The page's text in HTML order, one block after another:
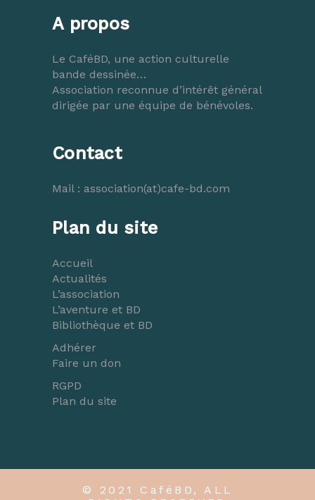
A propos
Le CaféBD, une action culturelle
bande dessinée…
Association reconnue d’intérêt général
dirigée par une équipe de bénévoles.
Contact
Mail : association(at)cafe-bd.com
Plan du site
Accueil
Actualités
L’association
L’aventure et BD
Bibliothèque et BD
Adhérer
Faire un don
RGPD
Plan du site
© 2021 CaféBD, ALL